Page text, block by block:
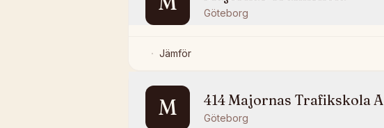
Göteborg
Jämför
M 414 Majornas Trafikskola
Göteborg